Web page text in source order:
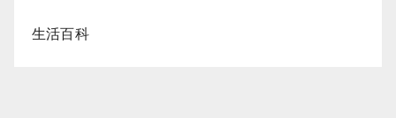
生活百科